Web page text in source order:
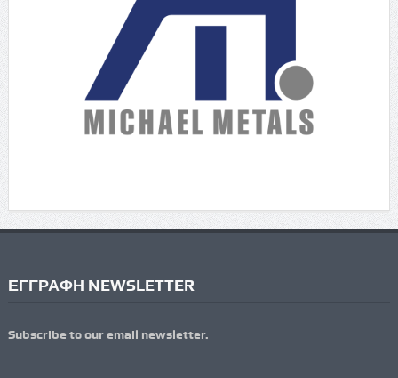
ΕΓΓΡΑΦΗ NEWSLETTER
Subscribe to our email newsletter.